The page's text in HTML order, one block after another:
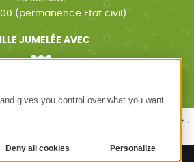
(permanence Etat civil)
JUMELÉE AVEC
Plan du site
gives you control over what you want
Deny all cookies Personalize